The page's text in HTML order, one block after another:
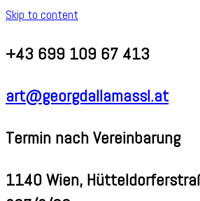
Skip to content
+43 699 109 67 413
art@georgdallamassl.at
Termin nach Vereinbarung
1140 Wien,